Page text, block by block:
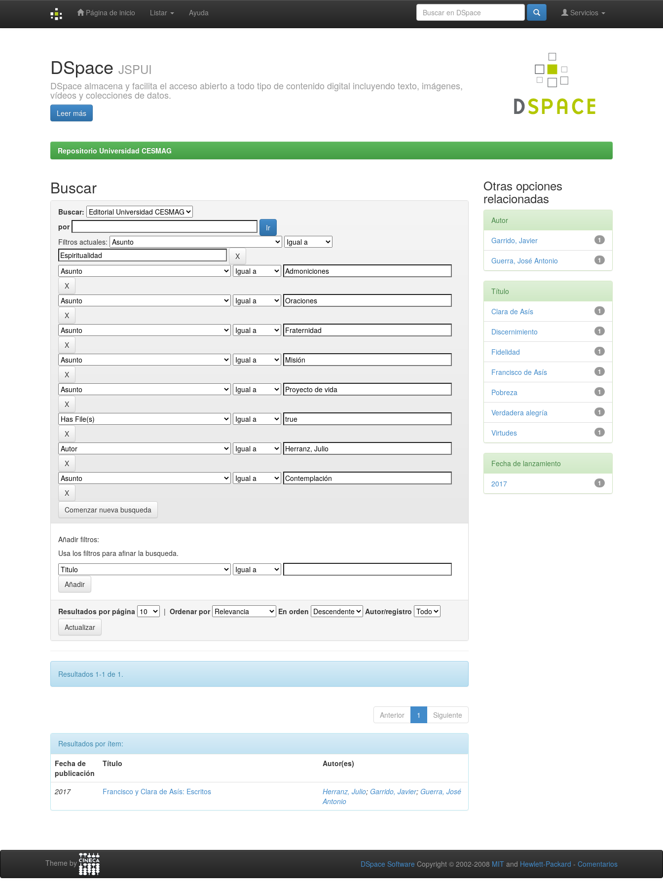
Página de inicio Listar Ayuda Servicios
DSpace JSPUI
DSpace almacena y facilita el acceso abierto a todo tipo de contenido digital incluyendo texto, imágenes,
vídeos y colecciones de datos.
Leer más
Repositorio Universidad CESMAG
Buscar
Buscar:
por
Filtros actuales:
Comenzar nueva busqueda
Añadir filtros:
Usa los filtros para afinar la busqueda.
Resultados por página | Ordenar por En orden Autor/registro
Resultados 1-1 de 1.
Anterior 1 Siguiente
Resultados por ítem:
Fecha de
publicación
Título Autor(es)
2017 Francisco y Clara de Asís: Escritos Herranz, Julio; Garrido, Javier; Guerra, José
Antonio
Otras opciones
relacionadas
Autor
1
Garrido, Javier
1
Guerra, José Antonio
Título
1
Clara de Asís
1
Discernimiento
1
Fidelidad
1
Francisco de Asís
1
Pobreza
1
Verdadera alegría
1
Virtudes
Fecha de lanzamiento
1
2017
Theme by DSpace Software Copyright © 2002-2008 MIT and Hewlett-Packard - Comentarios